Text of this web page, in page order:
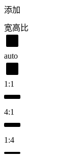
添加
宽高比
auto
1:1
4:1
1:4